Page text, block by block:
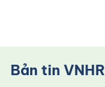
Bản tin VNHR